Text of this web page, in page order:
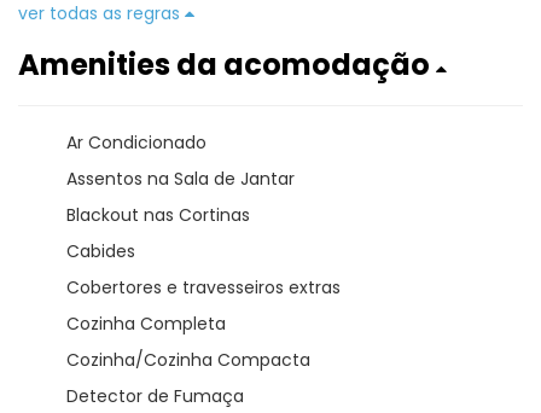
ver todas as regras
Amenities da acomodação
Ar Condicionado
Assentos na Sala de Jantar
Blackout nas Cortinas
Cabides
Cobertores e travesseiros extras
Cozinha Completa
Cozinha/Cozinha Compacta
Detector de Fumaça